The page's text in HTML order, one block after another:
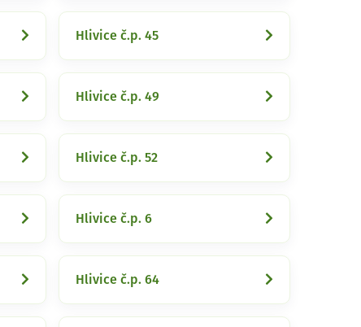
Hlivice č.p. 45
Hlivice č.p. 49
Hlivice č.p. 52
Hlivice č.p. 6
Hlivice č.p. 64